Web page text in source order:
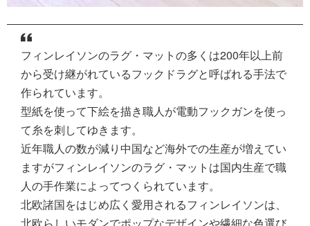
フィンレイソンのラグ・マットの多くは200年以上前
から受け継がれているフックドラグと呼ばれる手法で
作られています。
型紙を使って下絵を描き職人が電動フックガンを使っ
て糸を刺してゆきます。
近年職人の数が減り中国など海外での生産が増えてい
ますがフィンレイソンのラグ・マットは国内生産で職
人の手作業によってつくられています。
北欧諸国をはじめ広く愛用されるフィンレイソンは、
北欧らしいモダンでポップなデザインや繊細な色選び